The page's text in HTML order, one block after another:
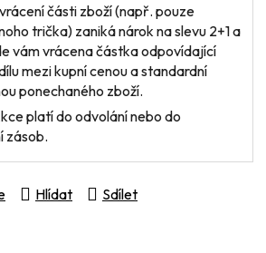
části zboží(např. pouze
trička) zaniká nárok na slevu 2+1 a
vám vrácena částka odpovídající
mezi kupní cenou a standardní
ponechaného zboží.
platí do odvolání nebo do
zásob.
Hlídat Sdílet